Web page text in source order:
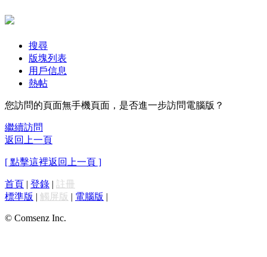
搜尋
版塊列表
用戶信息
熱帖
您訪問的頁面無手機頁面，是否進一步訪問電腦版？
繼續訪問
返回上一頁
[ 點擊這裡返回上一頁 ]
首頁 | 登錄 | 註冊
標準版 | 觸屏版 | 電腦版 |
© Comsenz Inc.